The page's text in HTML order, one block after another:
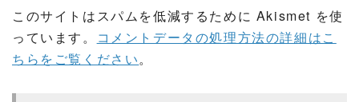
このサイトはスパムを低減するために Akismet を使
っています。
コメントデータの処理方法の詳細はこ
ちらをご覧ください。